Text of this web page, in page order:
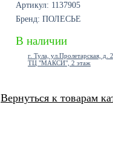
Артикул: 1137905
Бренд: ПОЛЕСЬЕ
В наличии
г. Тула, ул.Пролетарская, д. 2,
ТЦ "МАКСИ", 2 этаж
Вернуться к товарам